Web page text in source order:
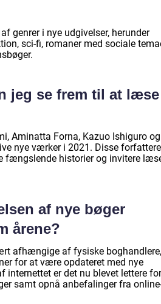
genrer i nye udgivelser, herunder
sci-fi, romaner med sociale
jeg se frem til at
Aminatta Forna, Kazuo Ishiguro og
nye værker i 2021. Disse
fængslende historier og invitere
af nye bøger
årene?
afhængige af fysiske boghandlere,
for at være opdateret med nye
internettet er det nu blevet lettere for
samt opnå anbefalinger fra